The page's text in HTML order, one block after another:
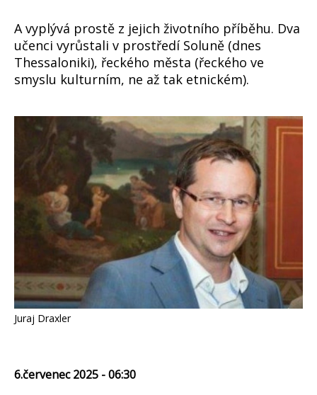
A vyplývá prostě z jejich životního příběhu. Dva
učenci vyrůstali v prostředí Soluně (dnes
Thessaloniki), řeckého města (řeckého ve
smyslu kulturním, ne až tak etnickém).
Juraj Draxler
6.červenec 2025 - 06:30